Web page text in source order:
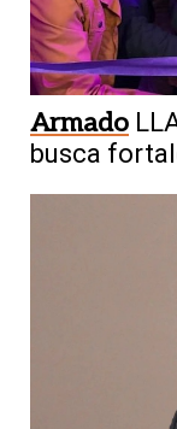
Armado
busca